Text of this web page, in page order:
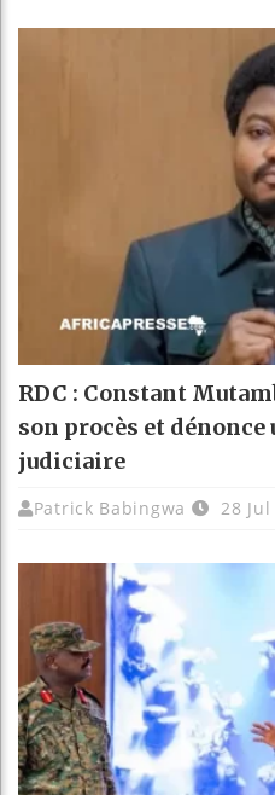
RDC : Constant
son procès et
judiciaire
Patrick Babingwa 28 Jul